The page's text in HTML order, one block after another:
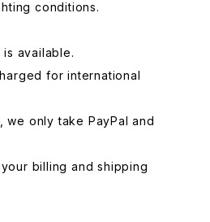
conditions.
is available.
for international
we only take PayPal and
billing and shipping